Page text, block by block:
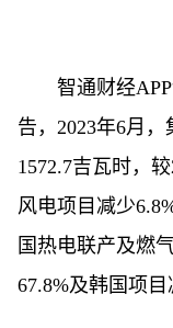
智通财经
告，2023年6月
1572.7吉瓦时，
风电项目减少
国热电联产及燃
67.8%及韩国项目